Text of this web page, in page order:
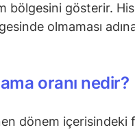
bölgesini gösterir.
olmaması
oranı nedir?
dönem içerisindeki